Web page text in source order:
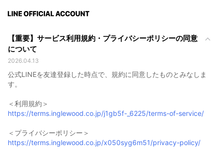
【重要】サービス利用規約・プライバシーポリシーの同意
について
2026.04.13
公式LINEを友達登録した時点で、規約に同意したものとみなしま
す。
＜利用規約＞
https://terms.inglewood.co.jp/j1gb5f-_6225/terms-of-service/
＜プライバシーポリシー＞
https://terms.inglewood.co.jp/x050syg6m51/privacy-policy/